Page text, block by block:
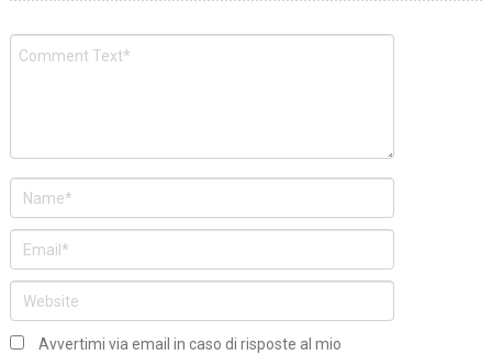
Avvertimi via email in caso di risposte al mio